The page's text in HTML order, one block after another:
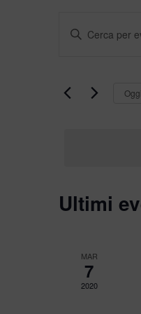
Ricerca
Navigazione
Inserisci
Parola
per
Parola
Oggi
Ultimi
MAR
7
2020